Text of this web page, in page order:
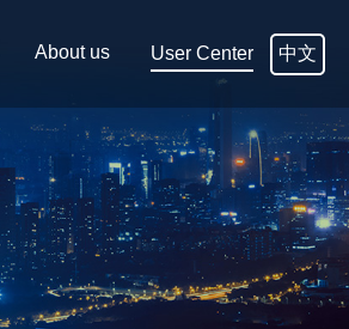
About us User Center 中文